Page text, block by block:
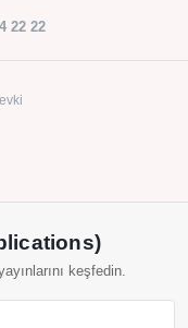
22 22
keşfedin.